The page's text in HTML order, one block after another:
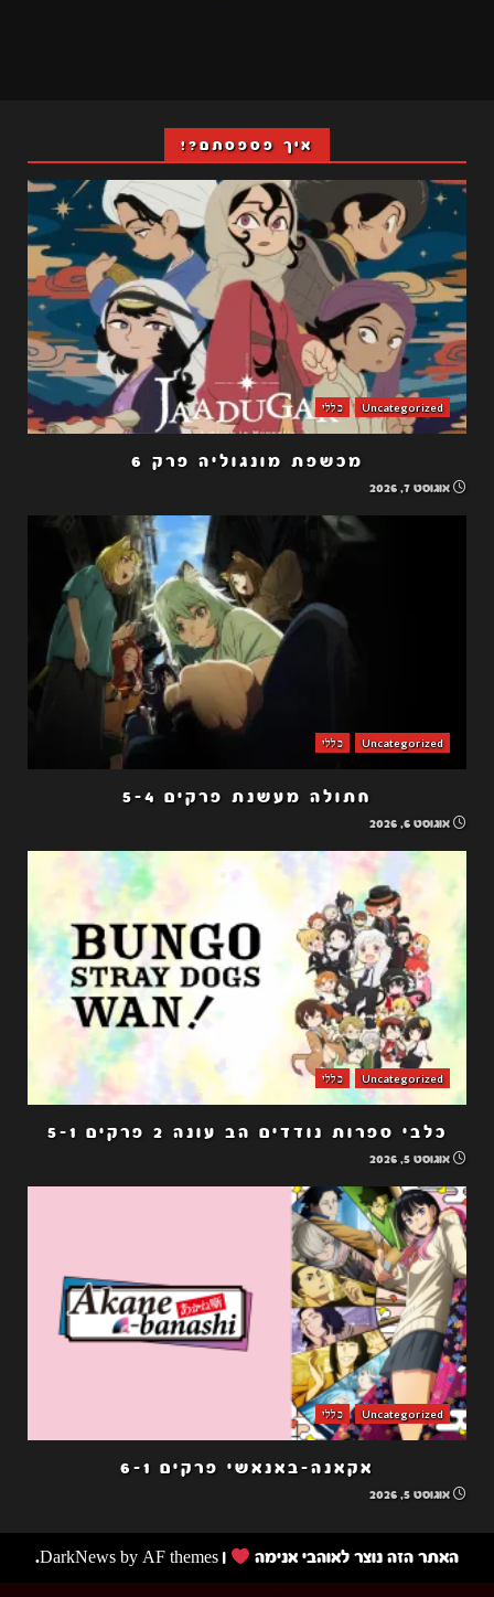
איך פספסתם?!
Uncategorized כללי
מכשפת מונגוליה פרק 6
אוגוסט 7, 2026
Uncategorized כללי
חתולה מעשנת פרקים 5-4
אוגוסט 6, 2026
Uncategorized כללי
כלבי ספרות נודדים הב עונה 2 פרקים 5-1
אוגוסט 5, 2026
Uncategorized כללי
אקאנה-באנאשי פרקים 6-1
אוגוסט 5, 2026
האתר הזה נוצר לאוהבי אנימה |
DarkNewsby AF themes.